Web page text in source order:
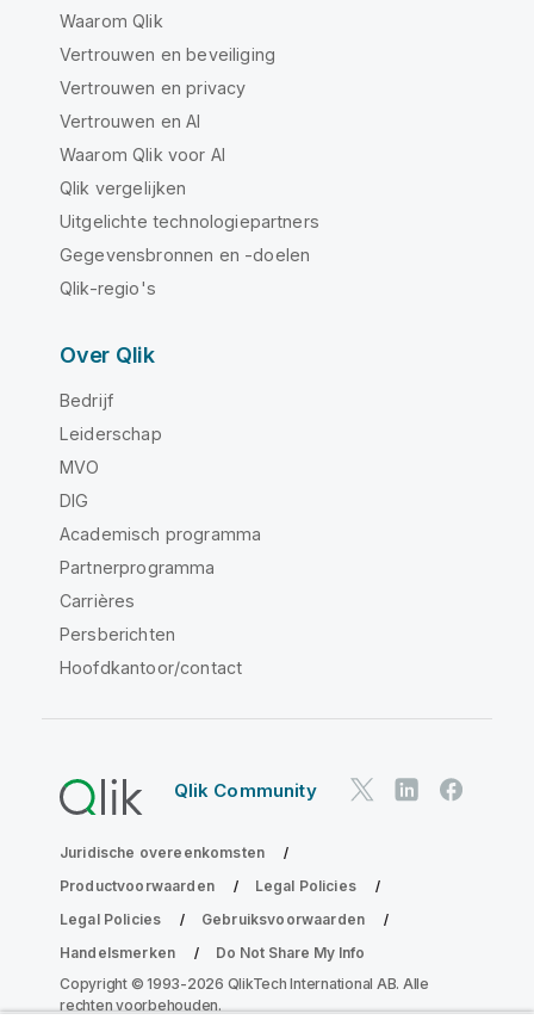
Waarom Qlik
Vertrouwen en beveiliging
Vertrouwen en privacy
Vertrouwen en AI
Waarom Qlik voor AI
Qlik vergelijken
Uitgelichte technologiepartners
Gegevensbronnen en -doelen
Qlik-regio's
Over Qlik
Bedrijf
Leiderschap
MVO
DIG
Academisch programma
Partnerprogramma
Carrières
Persberichten
Hoofdkantoor/contact
Qlik Community
Juridische overeenkomsten
Productvoorwaarden
Legal Policies
Legal Policies
Gebruiksvoorwaarden
Handelsmerken
Do Not Share My Info
Copyright © 1993-2026 QlikTech International AB. Alle
rechten voorbehouden.